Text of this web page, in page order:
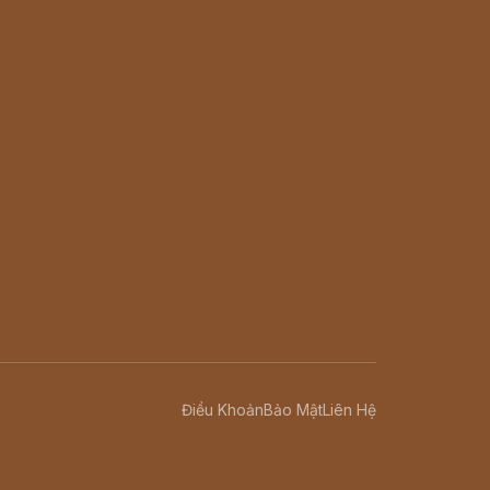
Điều KhoảnBảo MậtLiên Hệ